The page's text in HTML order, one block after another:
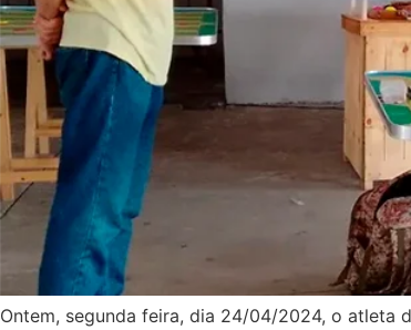
Ontem, segunda feira, dia 24/04/2024, o atleta